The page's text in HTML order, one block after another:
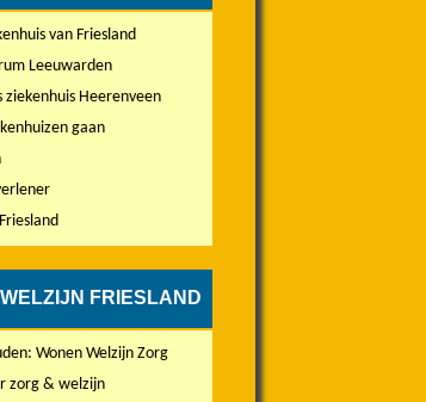
van Friesland
Leeuwarden
ziekenhuis Heerenveen
gaan
FRIESLAND
Wonen Welzijn Zorg
zorg & welzijn